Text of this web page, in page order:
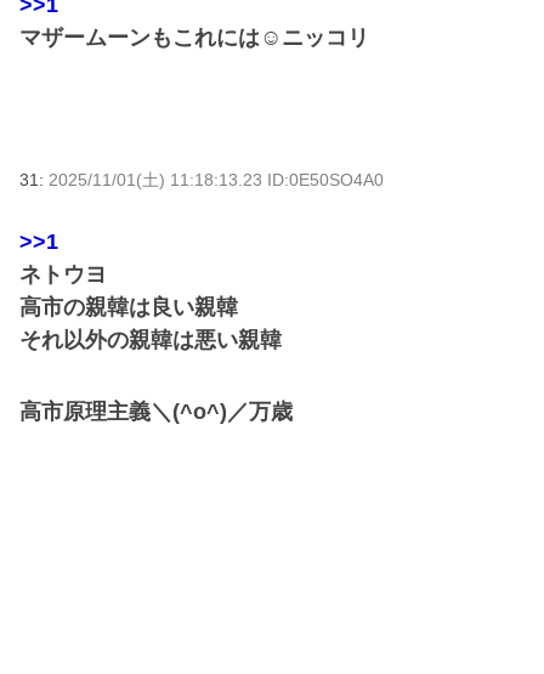
>>1
マザームーンもこれには☺ニッコリ
31: 2025/11/01(土) 11:18:13.23 ID:0E50SO4A0
>>1
ネトウヨ
高市の親韓は良い親韓
それ以外の親韓は悪い親韓
高市原理主義＼(^o^)／万歳